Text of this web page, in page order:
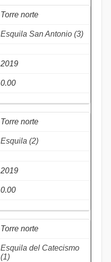
Torre norte
Esquila San Antonio (3)
2019
0.00
Torre norte
Esquila (2)
2019
0.00
Torre norte
Esquila del Catecismo
(1)